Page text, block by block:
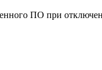
ПО при